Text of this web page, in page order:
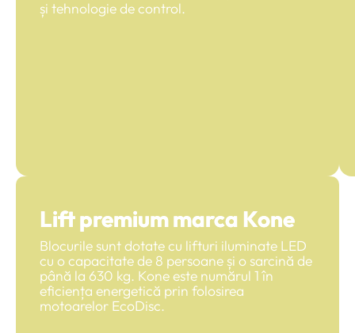
și tehnologie de control.
Lift premium marca Kone
Blocurile sunt dotate cu lifturi iluminate LED
cu o capacitate de 8 persoane și o sarcină de
până la 630 kg. Kone este numărul 1 în
eficiența energetică prin folosirea
motoarelor EcoDisc.